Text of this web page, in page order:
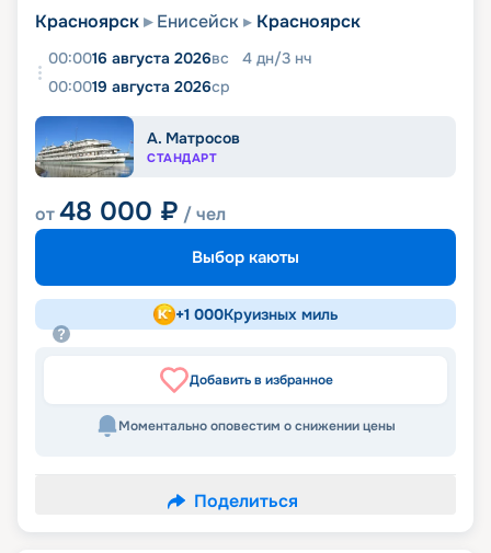
Красноярск Енисейск Красноярск
00:0016 августа 2026вс 4 дн/3 нч
00:0019 августа 2026ср
А. Матросов
СТАНДАРТ
от48 000 ₽ / чел
Выбор каюты
+1 000Круизных миль
Добавить в избранное
Моментально оповестим о снижении цены
Поделиться